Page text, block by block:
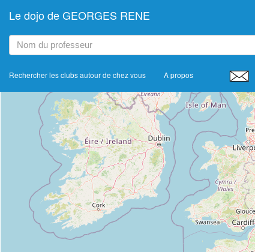
Le dojo de GEORGES RENE
Rechercher les clubs autour de chez vous A propos
−